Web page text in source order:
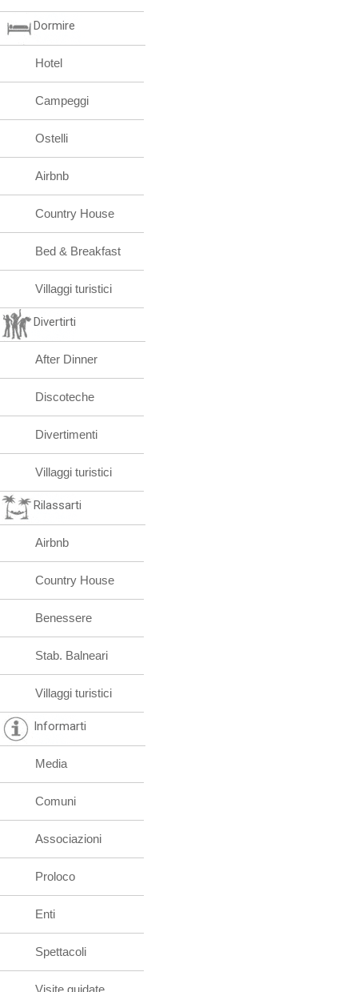
Dormire
Hotel
Campeggi
Ostelli
Airbnb
Country House
Bed & Breakfast
Villaggi turistici
Divertirti
After Dinner
Discoteche
Divertimenti
Villaggi turistici
Rilassarti
Airbnb
Country House
Benessere
Stab. Balneari
Villaggi turistici
Informarti
Media
Comuni
Associazioni
Proloco
Enti
Spettacoli
Visite guidate